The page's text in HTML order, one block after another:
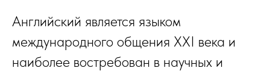
Английский является языком
международного общения XXI века и
наиболее востребован в научных и